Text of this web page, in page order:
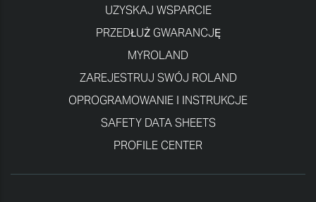
UZYSKAJ WSPARCIE
PRZEDŁUŻ GWARANCJĘ
MYROLAND
ZAREJESTRUJ SWÓJ ROLAND
OPROGRAMOWANIE I INSTRUKCJE
SAFETY DATA SHEETS
PROFILE CENTER